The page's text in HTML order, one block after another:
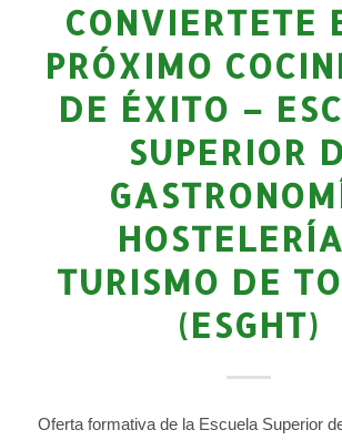
CONVIERTETE
PRÓXIMO
DE ÉXITO –
SUPERIOR
TURISMO DE
(ESGHT)
Oferta formativa de la Escuela Superior